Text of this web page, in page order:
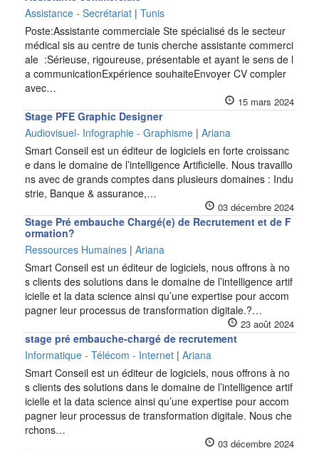
Assistance - Secrétariat | Tunis
Poste:Assistante commerciale Ste spécialisé ds le secteur
médical sis au centre de tunis cherche assistante commerci
ale :Sérieuse, rigoureuse, présentable et ayant le sens de l
a communicationExpérience souhaiteEnvoyer CV compler
avec…
15 mars 2024
Stage PFE Graphic Designer
Audiovisuel- Infographie - Graphisme | Ariana
Smart Conseil est un éditeur de logiciels en forte croissanc
e dans le domaine de l’intelligence Artificielle. Nous travaillo
ns avec de grands comptes dans plusieurs domaines : Indu
strie, Banque & assurance,…
03 décembre 2024
Stage Pré embauche Chargé(e) de Recrutement et de F
ormation?
Ressources Humaines | Ariana
Smart Conseil est un éditeur de logiciels, nous offrons à no
s clients des solutions dans le domaine de l’intelligence artif
icielle et la data science ainsi qu’une expertise pour accom
pagner leur processus de transformation digitale.?…
23 août 2024
stage pré embauche-chargé de recrutement
Informatique - Télécom - Internet | Ariana
Smart Conseil est un éditeur de logiciels, nous offrons à no
s clients des solutions dans le domaine de l’intelligence artif
icielle et la data science ainsi qu’une expertise pour accom
pagner leur processus de transformation digitale. Nous che
rchons…
03 décembre 2024